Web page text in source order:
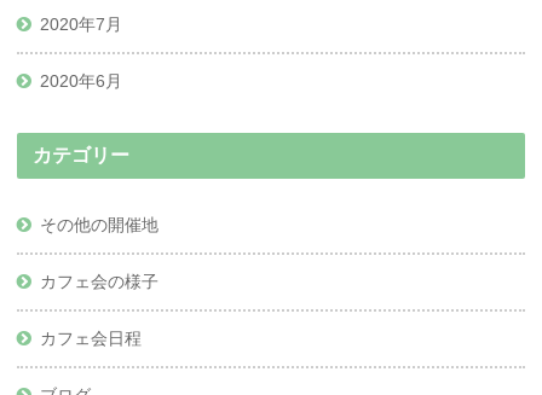
2020年7月
2020年6月
カテゴリー
その他の開催地
カフェ会の様子
カフェ会日程